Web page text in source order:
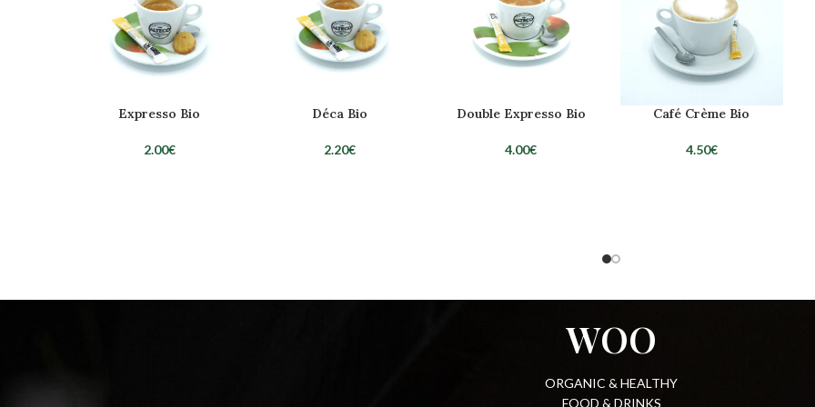
Expresso Bio
2.00€
Déca Bio
2.20€
Double Expresso Bio
4.00€
Café Crème Bio
4.50€
WOO
ORGANIC & HEALTHY
FOOD & DRINKS